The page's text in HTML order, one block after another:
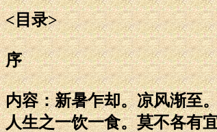
<目录>
序
内容：新暑乍却。凉风渐至
人生之一饮一食。莫不各有